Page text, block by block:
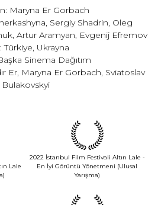
Maryna Er Gorbach
Sergiy Shadrin, Oleg
Artur Aramyan, Evgenij Efremov
Türkiye, Ukrayna
Sinema Dağıtım
Er, Maryna Er Gorbach, Sviatoslav
Bulakovskyi
Lale
2022 İstanbul Film Festivali Altın Lale -
En İyi Görüntü Yönetmeni (Ulusal
Yarışma)